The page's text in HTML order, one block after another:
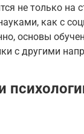
не только на
как с
основы
с другими